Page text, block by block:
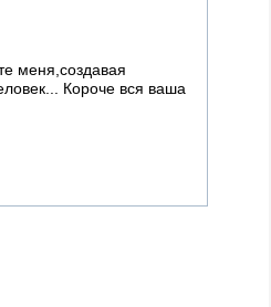
меня,создавая
Короче вся ваша